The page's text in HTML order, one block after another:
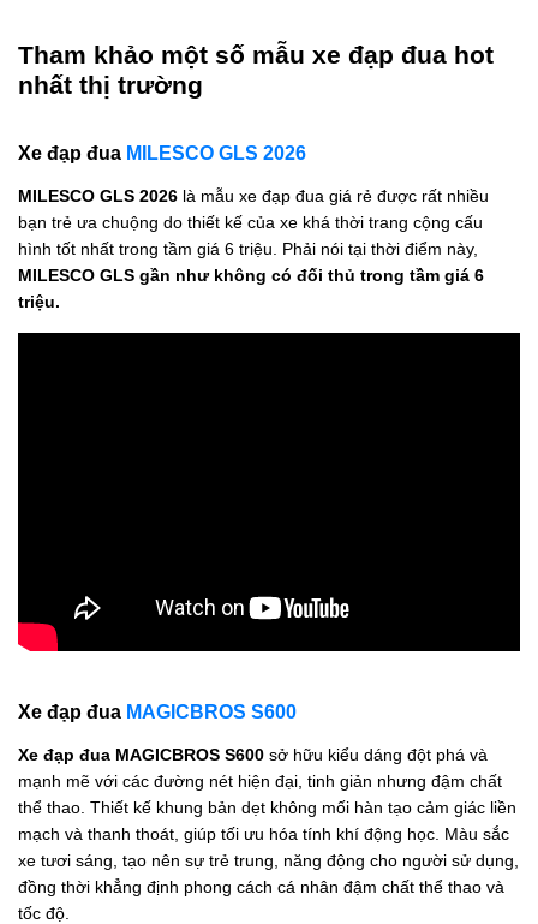
Tham khảo một số mẫu xe đạp đua hot
nhất thị trường
Xe đạp đua MILESCO GLS 2026
MILESCO GLS 2026 là mẫu xe đạp đua giá rẻ được rất nhiều
bạn trẻ ưa chuộng do thiết kế của xe khá thời trang cộng cấu
hình tốt nhất trong tầm giá 6 triệu. Phải nói tại thời điểm này,
MILESCO GLS gần như không có đối thủ trong tầm giá 6
triệu.
Xe đạp đua MAGICBROS S600
Xe đạp đua MAGICBROS S600 sở hữu kiểu dáng đột phá và
mạnh mẽ với các đường nét hiện đại, tinh giản nhưng đậm chất
thể thao. Thiết kế khung bản dẹt không mối hàn tạo cảm giác liền
mạch và thanh thoát, giúp tối ưu hóa tính khí động học. Màu sắc
xe tươi sáng, tạo nên sự trẻ trung, năng động cho người sử dụng,
đồng thời khẳng định phong cách cá nhân đậm chất thể thao và
tốc độ.